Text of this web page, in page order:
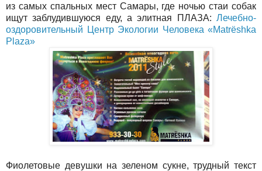
из самых спальных мест Самары, где ночью стаи собак
ищут заблудившуюся еду, а элитная ПЛАЗА: Лечебно-
оздоровительный Центр Экологии Человека «Matrёshka
Plaza»
Фиолетовые девушки на зеленом сукне, трудный текст